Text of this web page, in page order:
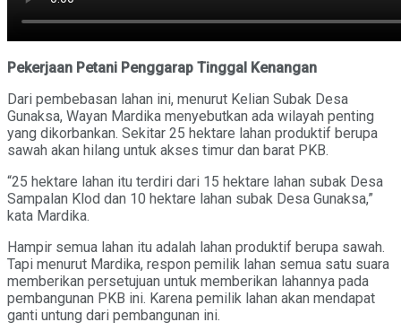
Pekerjaan Petani Penggarap Tinggal Kenangan
Dari pembebasan lahan ini, menurut Kelian Subak Desa
Gunaksa, Wayan Mardika menyebutkan ada wilayah penting
yang dikorbankan. Sekitar 25 hektare lahan produktif berupa
sawah akan hilang untuk akses timur dan barat PKB.
“25 hektare lahan itu terdiri dari 15 hektare lahan subak Desa
Sampalan Klod dan 10 hektare lahan subak Desa Gunaksa,”
kata Mardika.
Hampir semua lahan itu adalah lahan produktif berupa sawah.
Tapi menurut Mardika, respon pemilik lahan semua satu suara
memberikan persetujuan untuk memberikan lahannya pada
pembangunan PKB ini. Karena pemilik lahan akan mendapat
ganti untung dari pembangunan ini.